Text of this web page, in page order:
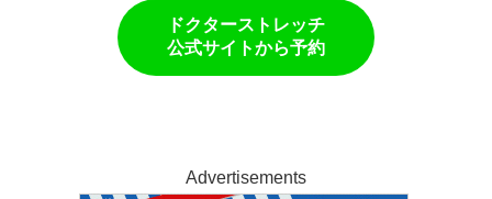
ドクターストレッチ
公式サイトから予約
Advertisements